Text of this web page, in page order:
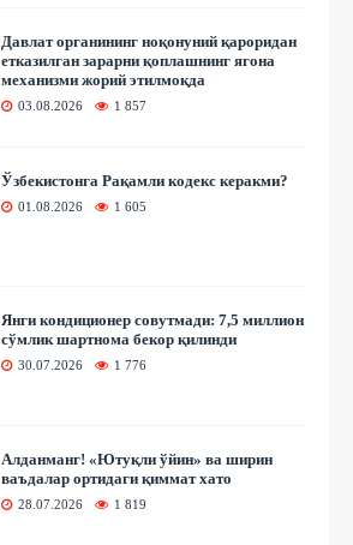
Давлат органининг ноқонуний қароридан
етказилган зарарни қоплашнинг ягона
механизми жорий этилмоқда
03.08.2026 1 857
Ўзбекистонга Рақамли кодекс керакми?
01.08.2026 1 605
Янги кондиционер совутмади: 7,5 миллион
сўмлик шартнома бекор қилинди
30.07.2026 1 776
Алданманг! «Ютуқли ўйин» ва ширин
ваъдалар ортидаги қиммат хато
28.07.2026 1 819